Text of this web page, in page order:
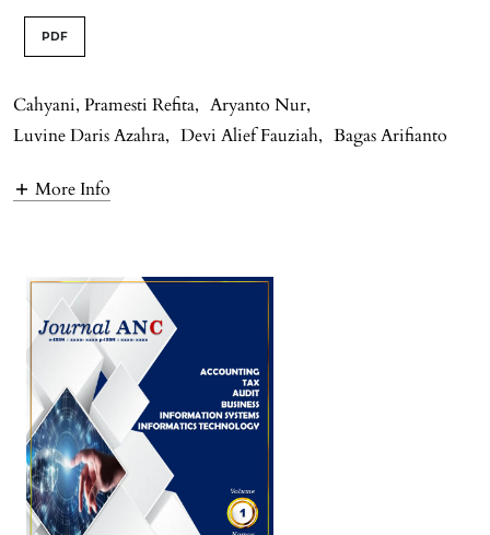
PDF
Cahyani, Pramesti Refita, Aryanto Nur,
Luvine Daris Azahra, Devi Alief Fauziah, Bagas Arifianto
More Info